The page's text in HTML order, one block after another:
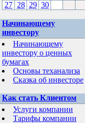
27 28 29 30
Начинающему
инвестору
Начинающему
инвестору о ценных
бумагах
Основы теханализа
Сказка об инвесторе
Как стать Клиентом
Услуги компании
Тарифы компании